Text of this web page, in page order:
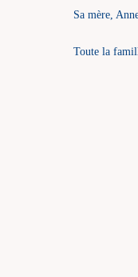
Sa mère,
Toute la